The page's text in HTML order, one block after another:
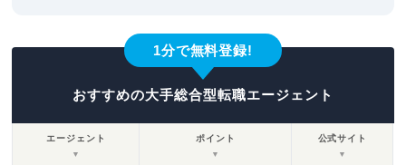
1分で無料登録!
おすすめの大手総合型転職エージェント
エージェント
▼
ポイント
▼
公式サイト
▼